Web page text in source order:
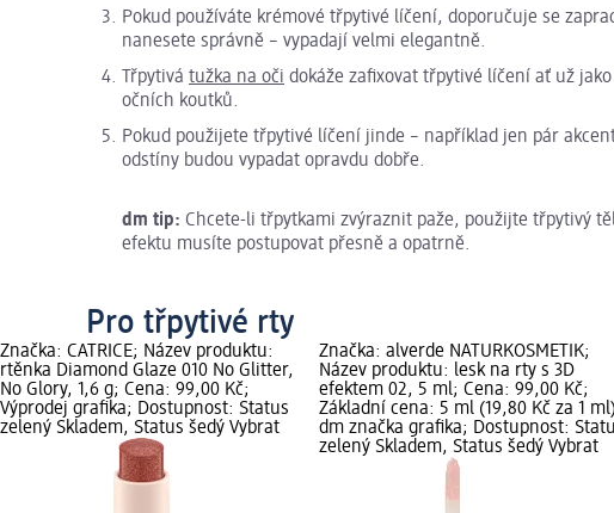
Pokud používáte krémové třpytivé líčení, doporučuje se
nanesete správně – vypadají velmi elegantně.
Třpytivá tužka na oči dokáže zafixovat třpytivé líčení ať už
očních koutků.
Pokud použijete třpytivé líčení jinde – například jen pár
odstíny budou vypadat opravdu dobře.
dm tip: Chcete-li třpytkami zvýraznit paže, použijte třpytivý
efektu musíte postupovat přesně a opatrně.
Pro třpytivé rty
Značka: CATRICE; Název produktu:
rtěnka Diamond Glaze 010 No Glitter,
No Glory, 1,6 g; Cena: 99,00 Kč;
Výprodej grafika; Dostupnost: Status
zelený Skladem, Status šedý Vybrat
Značka: alverde NATURKOSMETIK;
Název produktu: lesk na rty s 3D
efektem 02, 5 ml; Cena: 99,00 Kč;
Základní cena: 5 ml (19,80 Kč za 1
dm značka grafika; Dostupnost:
zelený Skladem, Status šedý Vybrat